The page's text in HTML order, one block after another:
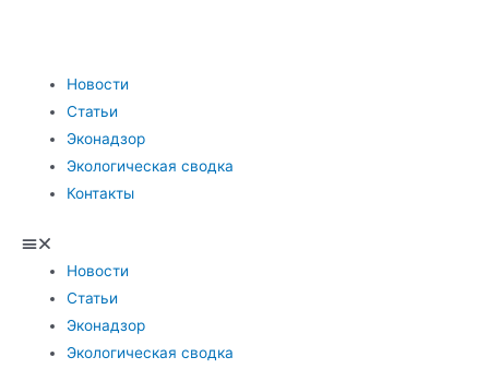
Новости
Статьи
Эконадзор
Экологическая сводка
Контакты
Новости
Статьи
Эконадзор
Экологическая сводка